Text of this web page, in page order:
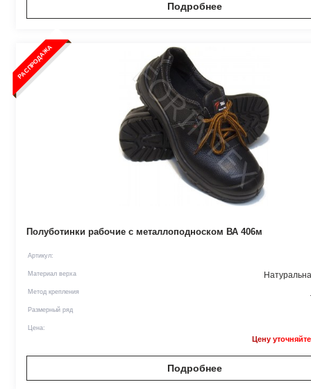
Подробнее
РАСПРОДАЖА
Полуботинки рабочие с металлоподноском ВА 406м
Артикул:
Материал верха
Метод крепления
Размерный ряд
Цена:
Цену
Подробнее